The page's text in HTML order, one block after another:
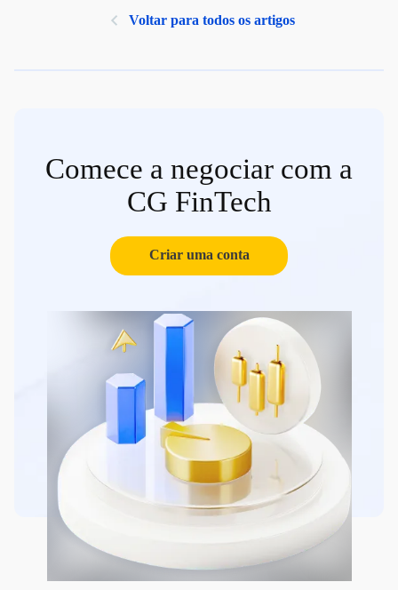
Voltar para todos os artigos
Comece a negociar com a
CG FinTech
Criar uma conta